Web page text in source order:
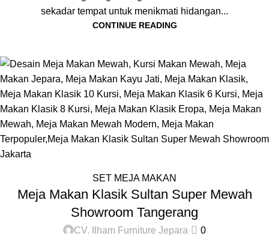
sekadar tempat untuk menikmati hidangan...
CONTINUE READING
SET MEJA MAKAN
Meja Makan Klasik Sultan Super Mewah
Showroom Tangerang
CV. Ilham Furniture Jepara
0